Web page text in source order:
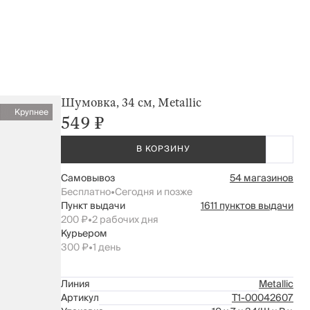
Крупнее
Шумовка, 34 см, Metallic
549 ₽
В КОРЗИНУ
Самовывоз
54 магазинов
Бесплатно•Сегодня и позже
Пункт выдачи
1611 пунктов выдачи
200 ₽•2 рабочих дня
Курьером
300 ₽•1 день
Линия
Metallic
Артикул
Т1-00042607